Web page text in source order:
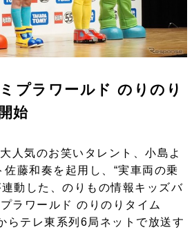
プラワールド のりのり
始
人気のお笑いタレント、小島よ
佐藤和奏を起用し、“実車両の乗
連動した、のりもの情報キッズバ
ラワールド のりのりタイム
らテレ東系列6局ネットで放送す